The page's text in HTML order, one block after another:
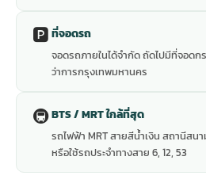
🅿️ ที่จอดรถ
จอดรถภายในได้จำกัด ถัดไปมีที่จอดก
ว่าการกรุงเทพมหานคร
🚇BTS / MRT ใกล้ที่สุด
รถไฟฟ้า MRT สายสีน้ำเงิน สถานีสน
หรือใช้รถประจำทางสาย 6, 12, 53